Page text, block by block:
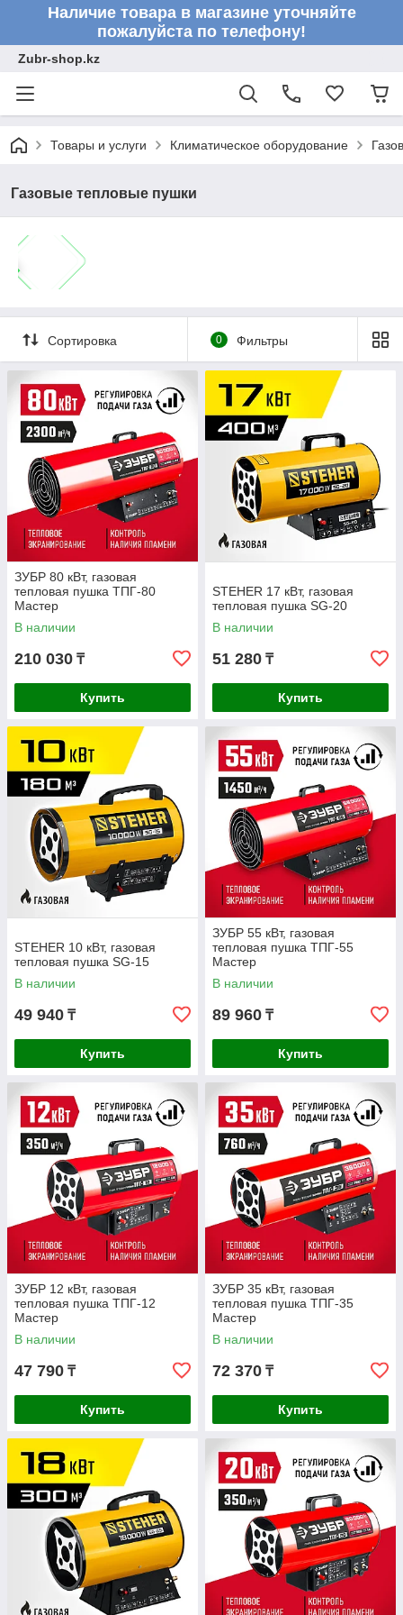
Наличие товара в магазине уточняйте
пожалуйста по телефону!
Zubr-shop.kz
Товары и услуги Климатическое оборудование
Газовые тепловые пушки
Сортировка 0 Фильтры
ЗУБР 80 кВт, газовая
тепловая пушка ТПГ-80
Мастер
В наличии
210 030 ₸
Купить
STEHER 17 кВт, газовая
тепловая пушка SG-20
В наличии
51 280 ₸
Купить
STEHER 10 кВт, газовая
тепловая пушка SG-15
В наличии
49 940 ₸
Купить
ЗУБР 55 кВт, газовая
тепловая пушка ТПГ-55
Мастер
В наличии
89 960 ₸
Купить
ЗУБР 12 кВт, газовая
тепловая пушка ТПГ-12
Мастер
В наличии
47 790 ₸
Купить
ЗУБР 35 кВт, газовая
тепловая пушка ТПГ-35
Мастер
В наличии
72 370 ₸
Купить